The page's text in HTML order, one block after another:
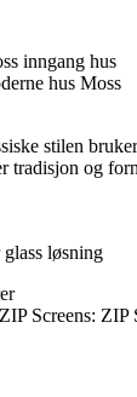
stilen
tradisjon og
Screens: ZIP